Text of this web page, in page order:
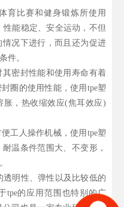
比赛和健身锻炼所使用
性能稳定、安全运动，不但
况下进行，而且还为促进
件。
密封性能和使用寿命有着
圈的使用性能，使用tpe塑
胀，热收缩效应(焦耳效应)
人操作机械，使用tpe塑
温条件范围大、不变形，
明性、弹性以及比较低的
tpe的应用范围也特别的广